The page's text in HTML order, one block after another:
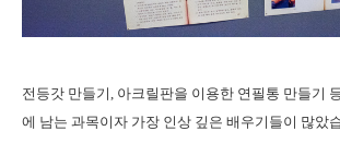
전등갓 만들기, 아크릴판을 이용한 연필통 만들기
에 남는 과목이자 가장 인상 깊은 배우기들이 많았